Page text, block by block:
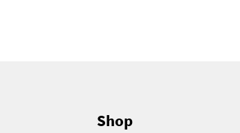
Shop